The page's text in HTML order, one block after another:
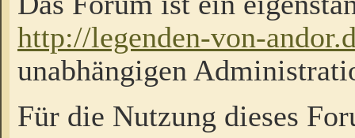
http://legenden-von-
unabhängigen
Für die Nutzung dieses